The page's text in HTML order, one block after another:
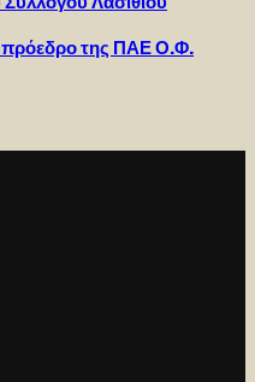
πρόεδρο της ΠΑΕ Ο.Φ.